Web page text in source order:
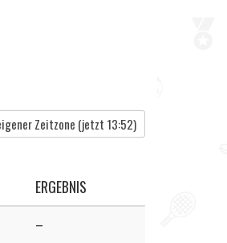
Zeitzone (jetzt 13:52)
ERGEBNIS
–